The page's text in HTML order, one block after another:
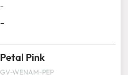
-
-
Petal Pink
GV-WENAM-PEP